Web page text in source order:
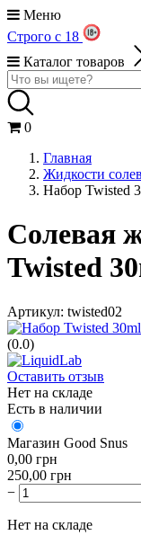
Меню
Строго с 18
Каталог товаров
0
Главная
Жидкости
Набор Twisted
Солевая
Twisted
Артикул: twisted02
(0.0)
Оставить отзыв
Нет на складе
Есть в наличии
Магазин Good Snus
0,00 грн
250,00 грн
−
Нет на складе